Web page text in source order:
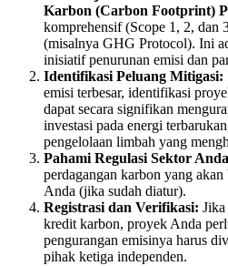
Karbon (Carbon Footprint)
komprehensif (Scope 1, 2, dan
(misalnya GHG Protocol). Ini
inisiatif penurunan emisi dan
Identifikasi Peluang Mitigasi:
emisi terbesar, identifikasi
dapat secara signifikan
investasi pada energi
pengelolaan limbah yang
Pahami Regulasi Sektor
perdagangan karbon yang
Anda (jika sudah diatur).
Registrasi dan Verifikasi:
kredit karbon, proyek Anda
pengurangan emisinya harus
pihak ketiga independen.